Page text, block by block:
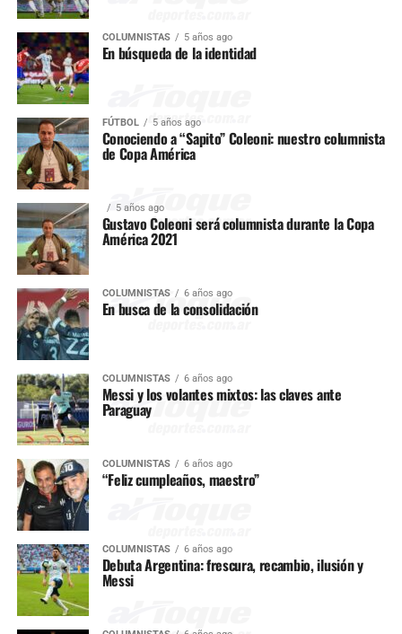
COLUMNISTAS 5 años ago
En búsqueda de la identidad
FÚTBOL 5 años ago
Conociendo a “Sapito” Coleoni: nuestro columnista
de Copa América
5 años ago
Gustavo Coleoni será columnista durante la Copa
América 2021
COLUMNISTAS 6 años ago
En busca de la consolidación
COLUMNISTAS 6 años ago
Messi y los volantes mixtos: las claves ante
Paraguay
COLUMNISTAS 6 años ago
“Feliz cumpleaños, maestro”
COLUMNISTAS 6 años ago
Debuta Argentina: frescura, recambio, ilusión y
Messi